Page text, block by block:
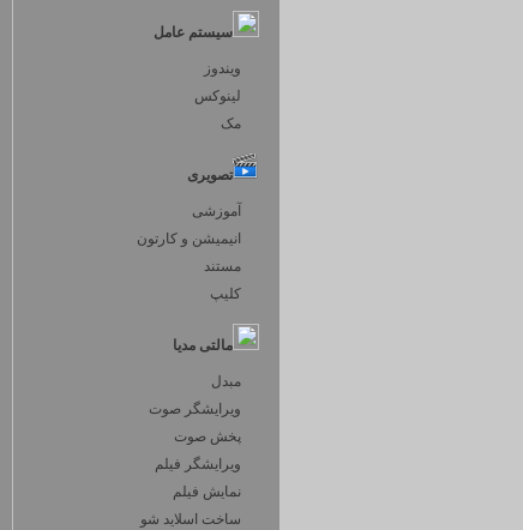
سیستم عامل
ویندوز
لینوکس
مک
تصویری
آموزشی
انیمیشن و کارتون
مستند
کلیپ
مالتی مدیا
مبدل
ویرایشگر صوت
پخش صوت
ویرایشگر فیلم
نمایش فیلم
ساخت اسلاید شو